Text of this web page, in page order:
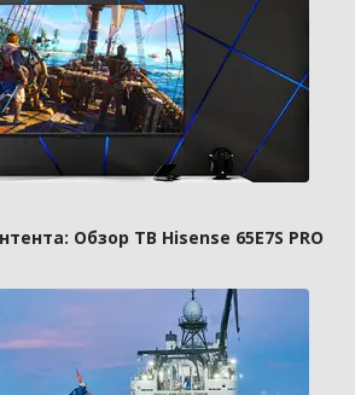
Обзор ТВ Hisense 65E7S PRO